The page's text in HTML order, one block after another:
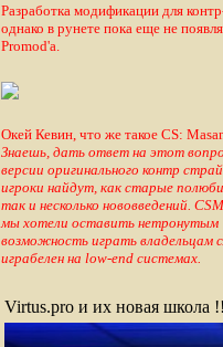
Разработка модификации для
однако в рунете пока еще не
Promod'а.
Окей Кевин, что же такое CS:
Знаешь, дать ответ на этот
версии оригинального контр
игроки найдут, как старые
так и несколько нововведений.
мы хотели оставить
возможность играть владельцам
играбелен на low-end системах.
Virtus.pro и их новая школа